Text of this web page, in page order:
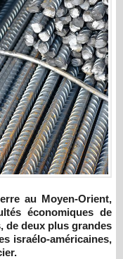
économiques de
de deux plus grandes
israélo-américaines,